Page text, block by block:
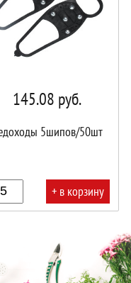
145.08 руб.
5шипов/50шт
+ в корзину